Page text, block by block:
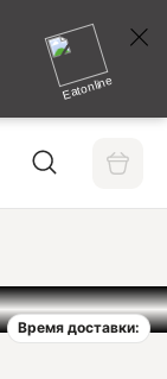
Eatonline
Время доставки: